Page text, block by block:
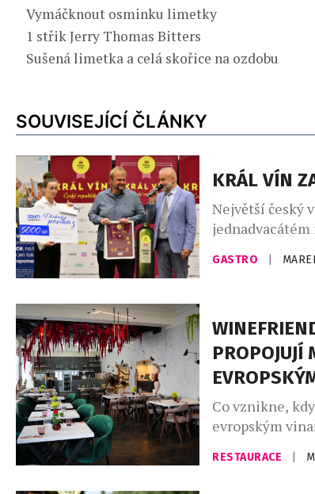
Vymáčknout osminku limetky
1 střik Jerry Thomas Bitters
Sušená limetka a celá skořice na ozdobu
SOUVISEJÍCÍ ČLÁNKY
KRÁL VÍN
Největší český
vína. Ta
vzorků od 157
si klade za […]
GASTRO
PROPOJUJÍ
Co vznikne,
evropským
série
napříč
RESTAURACE